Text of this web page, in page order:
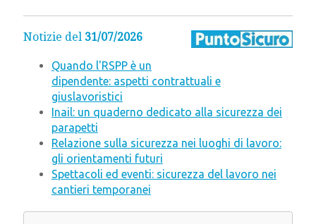
Notizie del 31/07/2026
Quando l'RSPP è un
dipendente: aspetti contrattuali e
giuslavoristici
Inail: un quaderno dedicato alla sicurezza dei
parapetti
Relazione sulla sicurezza nei luoghi di lavoro:
gli orientamenti futuri
Spettacoli ed eventi: sicurezza del lavoro nei
cantieri temporanei